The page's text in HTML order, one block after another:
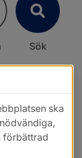
Sök
ska
förbättrad